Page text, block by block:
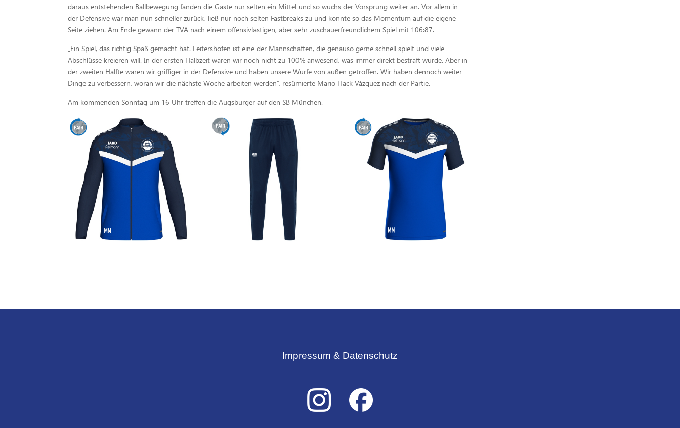
daraus entstehenden Ballbewegung fanden die Gäste nur selten ein Mittel und so wuchs der Vorsprung weiter an. Vor allem in
der Defensive war man nun schneller zurück, ließ nur noch selten Fastbreaks zu und konnte so das Momentum auf die eigene
Seite ziehen. Am Ende gewann der TVA nach einem offensivlastigen, aber sehr zuschauerfreundlichem Spiel mit 106:87.
„Ein Spiel, das richtig Spaß gemacht hat. Leitershofen ist eine der Mannschaften, die genauso gerne schnell spielt und viele
Abschlüsse kreieren will. In der ersten Halbzeit waren wir noch nicht zu 100% anwesend, was immer direkt bestraft wurde. Aber in
der zweiten Hälfte waren wir griffiger in der Defensive und haben unsere Würfe von außen getroffen. Wir haben dennoch weiter
Dinge zu verbessern, woran wir die nächste Woche arbeiten werden“, resümierte Mario Hack Vázquez nach der Partie.
Am kommenden Sonntag um 16 Uhr treffen die Augsburger auf den SB München.
Impressum & Datenschutz